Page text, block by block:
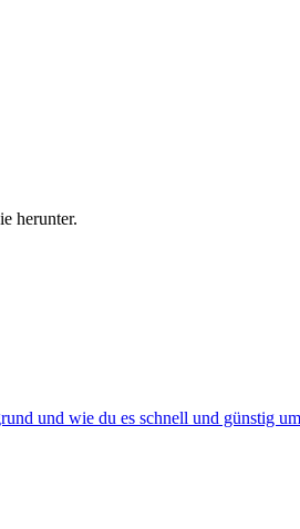
herunter.
und wie du es schnell und günstig